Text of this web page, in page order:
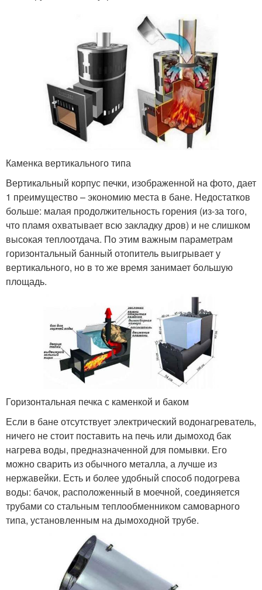
Каменка вертикального типа
Вертикальный корпус печки, изображенной на фото, дает
1 преимущество – экономию места в бане. Недостатков
больше: малая продолжительность горения (из-за того,
что пламя охватывает всю закладку дров) и не слишком
высокая теплоотдача. По этим важным параметрам
горизонтальный банный отопитель выигрывает у
вертикального, но в то же время занимает большую
площадь.
Горизонтальная печка с каменкой и баком
Если в бане отсутствует электрический водонагреватель,
ничего не стоит поставить на печь или дымоход бак
нагрева воды, предназначенной для помывки. Его
можно сварить из обычного металла, а лучше из
нержавейки. Есть и более удобный способ подогрева
воды: бачок, расположенный в моечной, соединяется
трубами со стальным теплообменником самоварного
типа, установленным на дымоходной трубе.